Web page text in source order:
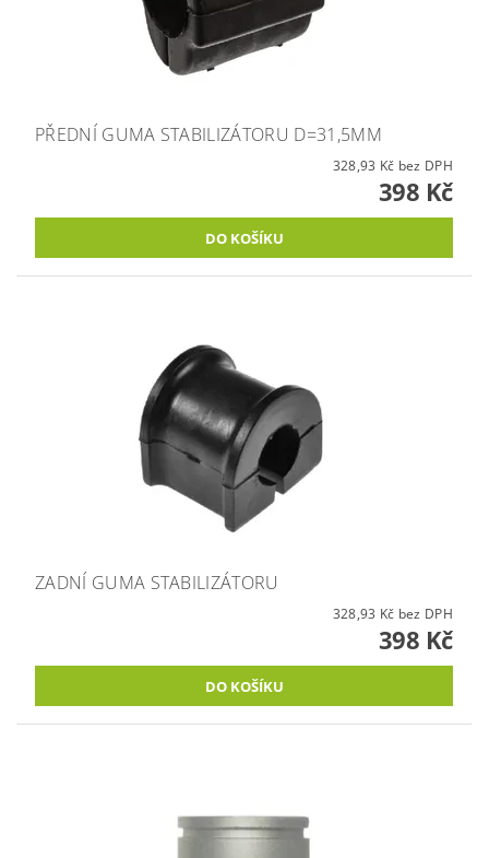
PŘEDNÍ GUMA STABILIZÁTORU D=31,5MM
328,93 Kč bez DPH
398 Kč
ZADNÍ GUMA STABILIZÁTORU
328,93 Kč bez DPH
398 Kč